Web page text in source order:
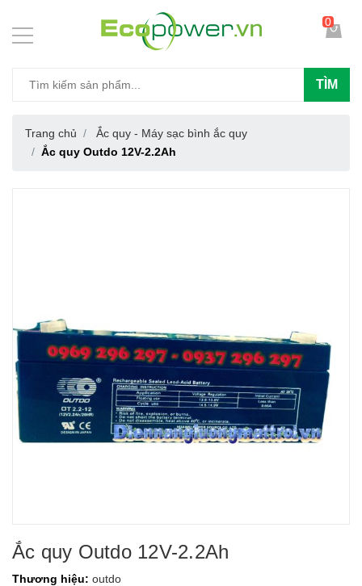
TÌM
0
Trang chủ
Ắc quy - Máy sạc bình ắc quy
Ắc quy Outdo 12V-2.2Ah
Ắc quy Outdo 12V-2.2Ah
Thương hiệu: outdo